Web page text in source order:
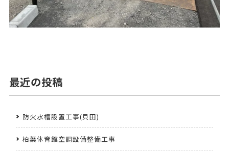
最近の投稿
防火水槽設置工事(貝田)
柏葉体育館空調設備整備工事